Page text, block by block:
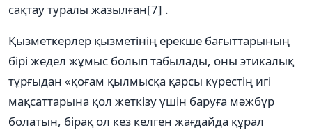
сақтау туралы жазылған[7] .
Қызметкерлер қызметінің ерекше бағыттарының
бірі жедел жұмыс болып табылады, оны этикалық
тұрғыдан «қоғам қылмысқа қарсы күрестің игі
мақсаттарына қол жеткізу үшін баруға мәжбүр
болатын, бірақ ол кез келген жағдайда құрал